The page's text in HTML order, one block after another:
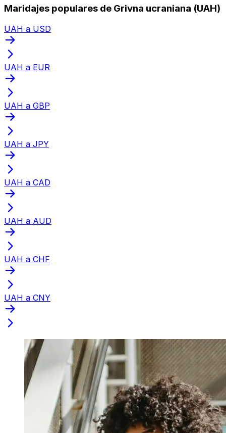
Maridajes populares de Grivna ucraniana (UAH)
UAH a USD
UAH a EUR
UAH a GBP
UAH a JPY
UAH a CAD
UAH a AUD
UAH a CHF
UAH a CNY